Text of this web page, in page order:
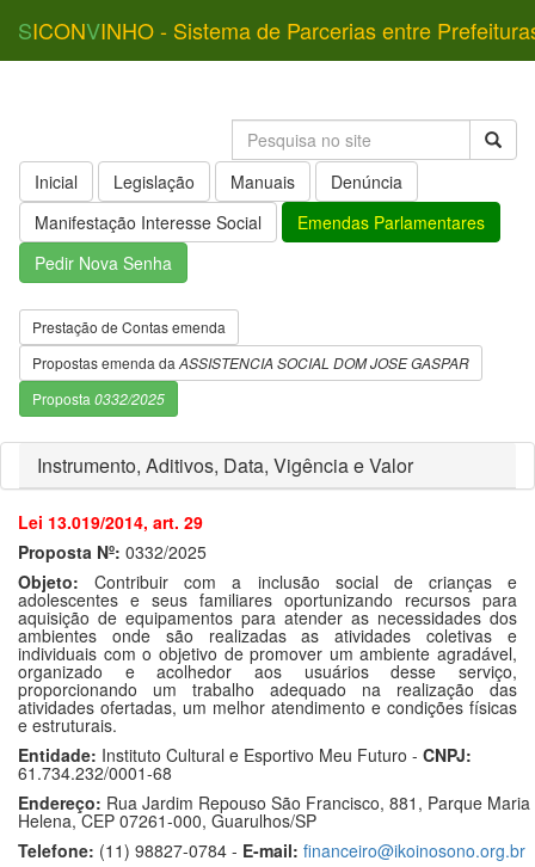
SICONVINHO - Sistema de Parcerias entre
Inicial Legislação Manuais
Denúncia
Manifestação Interesse Social
Emendas Parlamentares
Pedir Nova Senha
Prestação de Contas emenda
Propostas emenda da ASSISTENCIA SOCIAL DOM JOSE GASPAR
Proposta 0332/2025
Instrumento, Aditivos, Data, Vigência e Valor
Lei 13.019/2014, art. 29
Proposta Nº: 0332/2025
Objeto: Contribuir com a inclusão social de crianças e
adolescentes e seus familiares oportunizando recursos para
aquisição de equipamentos para atender as necessidades dos
ambientes onde são realizadas as atividades coletivas e
individuais com o objetivo de promover um ambiente agradável,
organizado e acolhedor aos usuários desse serviço,
proporcionando um trabalho adequado na realização das
atividades ofertadas, um melhor atendimento e condições físicas
e estruturais.
Entidade: Instituto Cultural e Esportivo Meu Futuro - CNPJ:
61.734.232/0001-68
Endereço: Rua Jardim Repouso São Francisco, 881, Parque Maria
Helena, CEP 07261-000, Guarulhos/SP
Telefone: (11) 98827-0784 - E-mail: financeiro@ikoinosono.org.br